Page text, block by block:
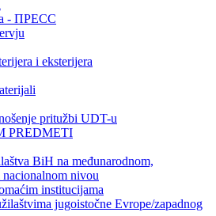
- ПРЕСC
i eksterijera
pritužbi UDT-u
PREDMETI
BiH na međunarodnom,
nivou
institucijama
jugoistočne Evrope/zapadnog